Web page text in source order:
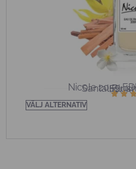
Nicole 2059
SantalFör
VÄLJ ALTERNATIV